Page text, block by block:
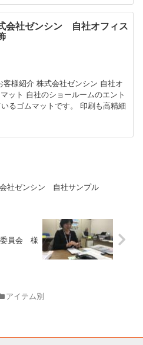
会社ゼンシン 自社オフィス
様紹介 株式会社ゼンシン 自社オ
ット 自社のショールームのエント
るゴムマットです。 印刷も高精細
社ゼンシン 自社サンプル
委員会 様
アイテム別